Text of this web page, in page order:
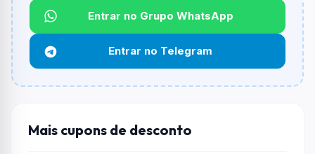
Não informado ou sem limite.
Funciona em qualquer produto?
Não necessariamente. Depende de itens participantes
e alguns vendedores ou produtos especificos podem
não aceitar cupons.
Entrar no Grupo WhatsApp
Entrar no Telegram
Mais cupons de desconto